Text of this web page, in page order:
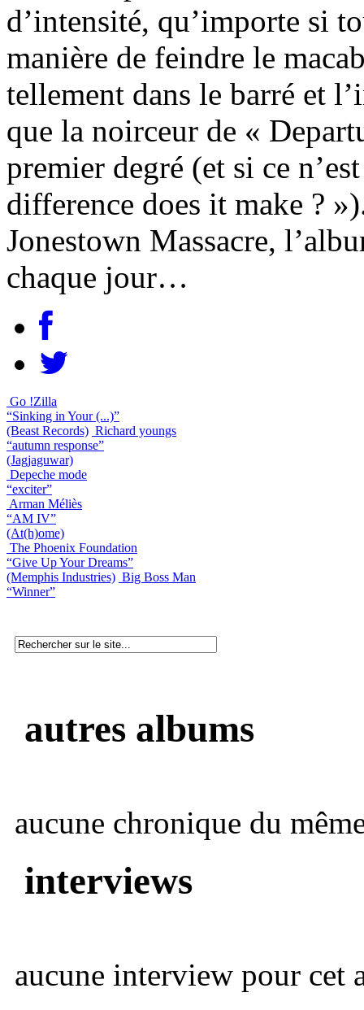
d’intensité, qu’importe si
manière de feindre le
tellement dans le barré et
que la noirceur de «
premier degré (et si ce
difference does it make ?
Jonestown Massacre,
chaque jour…
Go !Zilla
“Sinking in Your (...)”
(Beast Records) Richard youngs
“autumn response”
(Jagjaguwar)
Depeche mode
“exciter”
Arman Méliès
“AM IV”
(At(h)ome)
The Phoenix Foundation
“Give Up Your Dreams”
(Memphis Industries) Big Boss Man
“Winner”
autres albums
aucune chronique du
interviews
aucune interview pour cet